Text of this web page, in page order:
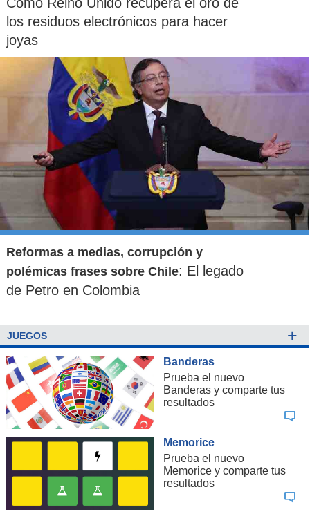
los residuos electrónicos para hacer
joyas
Reformas a medias, corrupción y
polémicas frases sobre Chile: El legado
de Petro en Colombia
JUEGOS +
Banderas
Prueba el nuevo
Banderas y comparte tus
resultados
Memorice
Prueba el nuevo
Memorice y comparte tus
resultados